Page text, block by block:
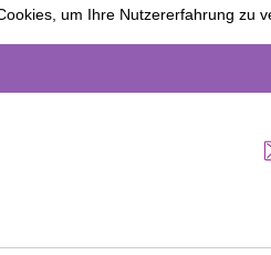
um Ihre Nutzererfahrung zu